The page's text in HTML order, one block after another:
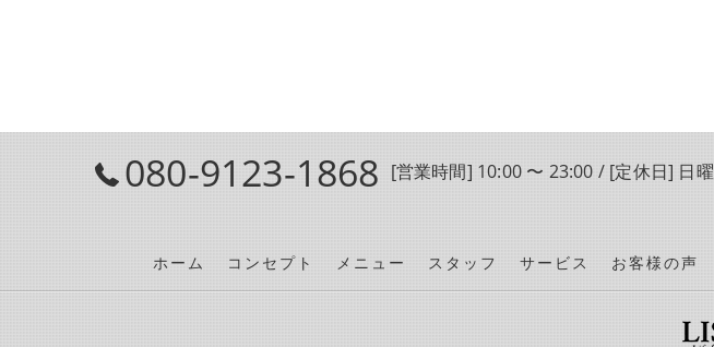
080-9123-1868 [営業時間] 10:00 〜 23:00 / [定休日] 日曜
ホーム コンセプト メニュー スタッフ サービス お客様の声